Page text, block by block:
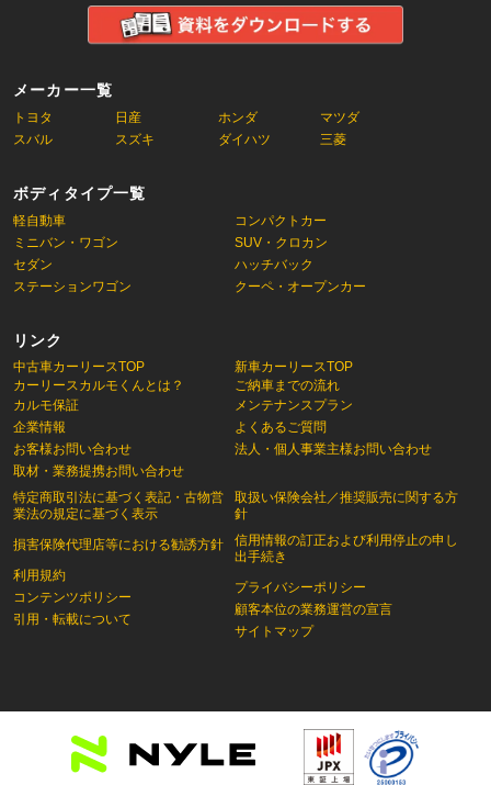
メーカー一覧
トヨタ 日産 ホンダ
マツダ
スバル
スズキ ダイハツ 三菱
ボディタイプ一覧
軽自動車
コンパクトカー
ミニバン・ワゴン
SUV・クロカン
セダン
ハッチバック
ステーションワゴン
クーペ・オープンカー
リンク
中古車カーリースTOP
カーリースカルモくんとは？
新車カーリースTOP
ご納車までの流れ
カルモ保証
企業情報
お客様お問い合わせ
取材・業務提携お問い合わせ
特定商取引法に基づく表記・古物営
業法の規定に基づく表示
損害保険代理店等における勧誘方針
利用規約
コンテンツポリシー
引用・転載について
メンテナンスプラン
よくあるご質問
法人・個人事業主様お問い合わせ
取扱い保険会社／推奨販売に関する方
針
信用情報の訂正および利用停止の申し
出手続き
プライバシーポリシー
顧客本位の業務運営の宣言
サイトマップ